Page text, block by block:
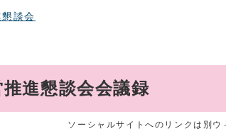
談会
進懇談会会議録
ソーシャルサイトへのリンクは別ウ